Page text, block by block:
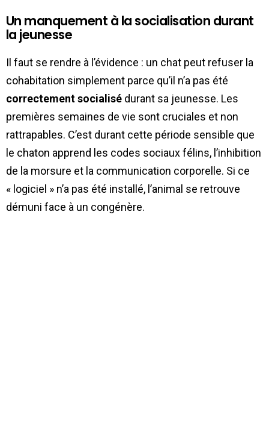
Un manquement à la socialisation durant
la jeunesse
Il faut se rendre à l’évidence : un chat peut refuser la
cohabitation simplement parce qu’il n’a pas été
correctement socialisé durant sa jeunesse. Les
premières semaines de vie sont cruciales et non
rattrapables. C’est durant cette période sensible que
le chaton apprend les codes sociaux félins, l’inhibition
de la morsure et la communication corporelle. Si ce
« logiciel » n’a pas été installé, l’animal se retrouve
démuni face à un congénère.